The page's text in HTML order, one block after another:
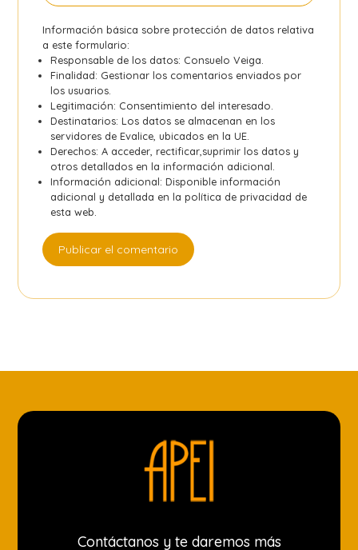
Información básica sobre protección de datos relativa
a este formulario:
Responsable de los datos: Consuelo Veiga.
Finalidad: Gestionar los comentarios enviados por
los usuarios.
Legitimación: Consentimiento del interesado.
Destinatarios: Los datos se almacenan en los
servidores de Evalice, ubicados en la UE.
Derechos: A acceder, rectificar,suprimir los datos y
otros detallados en la información adicional.
Información adicional: Disponible información
adicional y detallada en la política de privacidad de
esta web.
Publicar el comentario
Contáctanos y te daremos más